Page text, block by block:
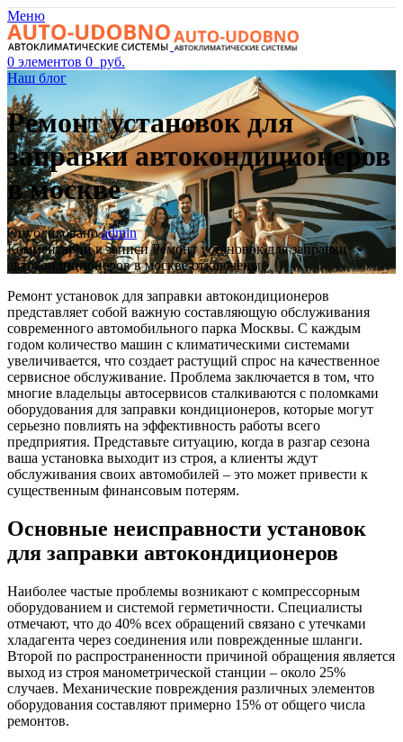
Меню
0 элементов 0 руб.
Наш блог
Ремонт установок для
заправки автокондиционеров
в москве
Опубликовано admin
Комментариик записи Ремонт установок для заправки
автокондиционеров в москвеотключены
Ремонт установок для заправки автокондиционеров
представляет собой важную составляющую обслуживания
современного автомобильного парка Москвы. С каждым
годом количество машин с климатическими системами
увеличивается, что создает растущий спрос на качественное
сервисное обслуживание. Проблема заключается в том, что
многие владельцы автосервисов сталкиваются с поломками
оборудования для заправки кондиционеров, которые могут
серьезно повлиять на эффективность работы всего
предприятия. Представьте ситуацию, когда в разгар сезона
ваша установка выходит из строя, а клиенты ждут
обслуживания своих автомобилей – это может привести к
существенным финансовым потерям.
Основные неисправности установок
для заправки автокондиционеров
Наиболее частые проблемы возникают с компрессорным
оборудованием и системой герметичности. Специалисты
отмечают, что до 40% всех обращений связано с утечками
хладагента через соединения или поврежденные шланги.
Второй по распространенности причиной обращения является
выход из строя манометрической станции – около 25%
случаев. Механические повреждения различных элементов
оборудования составляют примерно 15% от общего числа
ремонтов.